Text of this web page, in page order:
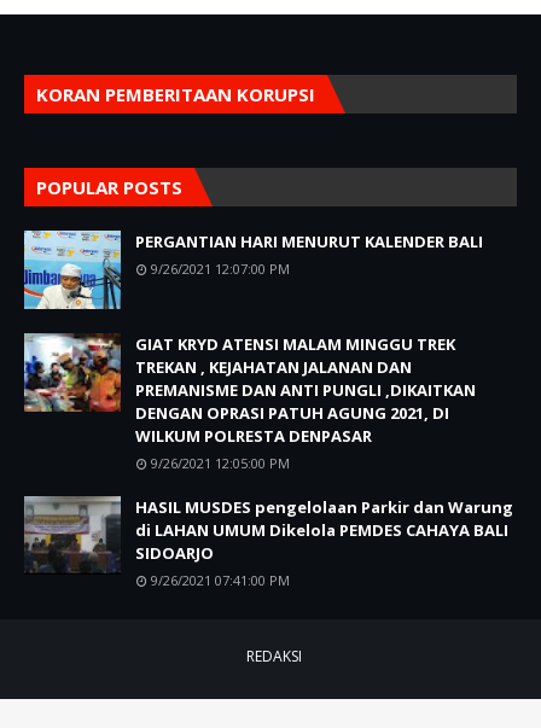
KORAN PEMBERITAAN KORUPSI
POPULAR POSTS
PERGANTIAN HARI MENURUT KALENDER BALI
9/26/2021 12:07:00 PM
GIAT KRYD ATENSI MALAM MINGGU TREK
TREKAN , KEJAHATAN JALANAN DAN
PREMANISME DAN ANTI PUNGLI ,DIKAITKAN
DENGAN OPRASI PATUH AGUNG 2021, DI
WILKUM POLRESTA DENPASAR
9/26/2021 12:05:00 PM
HASIL MUSDES pengelolaan Parkir dan Warung
di LAHAN UMUM Dikelola PEMDES CAHAYA BALI
SIDOARJO
9/26/2021 07:41:00 PM
REDAKSI